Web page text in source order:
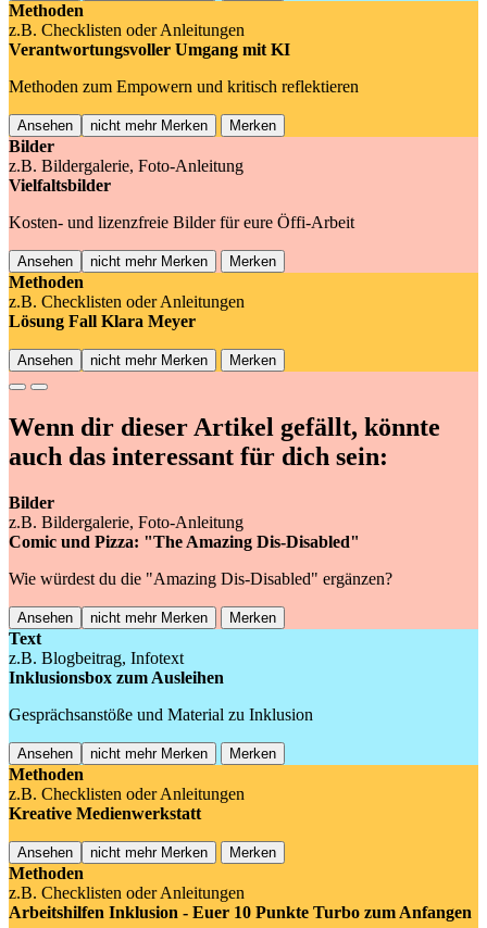
Methoden
z.B. Checklisten oder Anleitungen
Verantwortungsvoller Umgang mit KI
Methoden zum Empowern und kritisch reflektieren
Ansehen nicht mehr Merken Merken
Bilder
z.B. Bildergalerie, Foto-Anleitung
Vielfaltsbilder
Kosten- und lizenzfreie Bilder für eure Öffi-Arbeit
Ansehen nicht mehr Merken Merken
Methoden
z.B. Checklisten oder Anleitungen
Lösung Fall Klara Meyer
Ansehen nicht mehr Merken Merken
Previous
Next
Wenn dir dieser Artikel gefällt, könnte
auch das interessant für dich sein:
Bilder
z.B. Bildergalerie, Foto-Anleitung
Comic und Pizza: "The Amazing Dis-Disabled"
Wie würdest du die "Amazing Dis-Disabled" ergänzen?
Ansehen nicht mehr Merken Merken
Text
z.B. Blogbeitrag, Infotext
Inklusionsbox zum Ausleihen
Gesprächsanstöße und Material zu Inklusion
Ansehen nicht mehr Merken Merken
Methoden
z.B. Checklisten oder Anleitungen
Kreative Medienwerkstatt
Ansehen nicht mehr Merken Merken
Methoden
z.B. Checklisten oder Anleitungen
Arbeitshilfen Inklusion - Euer 10 Punkte Turbo zum Anfangen